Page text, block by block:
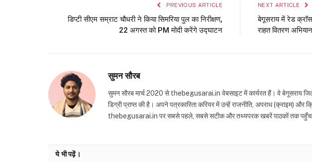
PREVIOUS ARTICLE
डिप्टी सीएम सम्राट चौधरी ने किया सिमरिया पुल का निरीक्षण,
22 अगस्त को PM मोदी करेंगे उद्घाटन
NEXT ARTICLE
बेगूसराय में रेड क्रॉस
राहत वितरण अभियान
सुमन सौरब
सुमन सौरब मार्च 2020 से thebegusarai.in वेबसाइट में कार्यरत हैं। वे बेगूसराय
डिग्री प्राप्त की है। अपने पत्रकारिता करियर में उन्हें राजनीति, अपराध (क्राइम)
thebegusarai.in पर सबसे पहले, सबसे सटीक और तथ्यपरक खबरें पाठकों तक
ये भी पढ़ें।